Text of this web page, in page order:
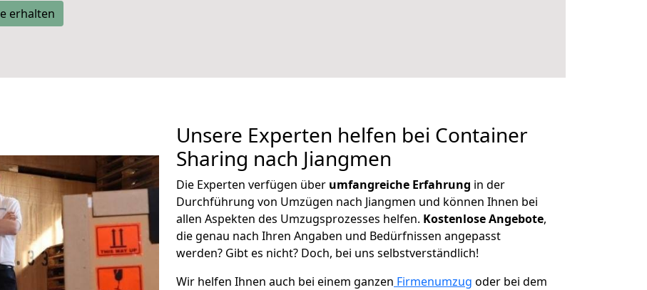
erhalten
Unsere Experten helfen bei Container
Sharing nach Jiangmen
Die Experten verfügen über umfangreiche Erfahrung in der
Durchführung von Umzügen nach Jiangmen und können Ihnen bei
allen Aspekten des Umzugsprozesses helfen. Kostenlose Angebote,
die genau nach Ihren Angaben und Bedürfnissen angepasst
werden? Gibt es nicht? Doch, bei uns selbstverständlich!
Wir helfen Ihnen auch bei einem ganzen Firmenumzug oder bei dem